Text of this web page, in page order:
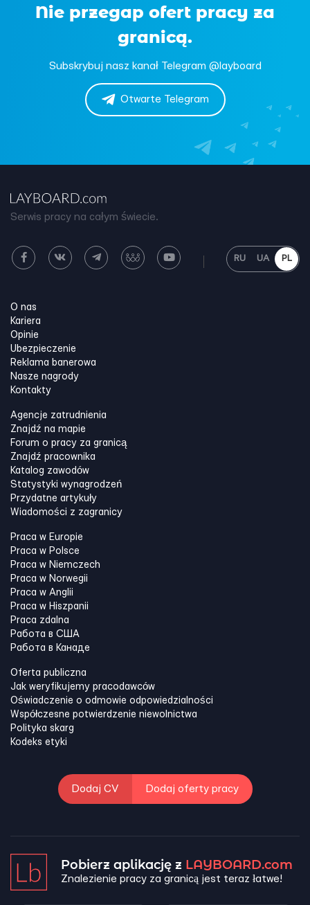
Nie przegap ofert pracy za
granicą.
Subskrybuj nasz kanał Telegram @layboard
Otwarte Telegram
Serwis pracy na całym świecie.
RU UA PL
O nas
Kariera
Opinie
Ubezpieczenie
Reklama banerowa
Nasze nagrody
Kontakty
Agencje zatrudnienia
Znajdź na mapie
Forum o pracy za granicą
Znajdź pracownika
Katalog zawodów
Statystyki wynagrodzeń
Przydatne artykuły
Wiadomości z zagranicy
Praca w Europie
Praca w Polsce
Praca w Niemczech
Praca w Norwegii
Praca w Anglii
Praca w Hiszpanii
Praca zdalna
Работа в США
Работа в Канадe
Oferta publiczna
Jak weryfikujemy pracodawców
Oświadczenie o odmowie odpowiedzialności
Współczesne potwierdzenie niewolnictwa
Polityka skarg
Kodeks etyki
Dodaj CV Dodaj oferty pracy
Pobierz aplikację z LAYBOARD.com
Znalezienie pracy za granicą jest teraz łatwe!